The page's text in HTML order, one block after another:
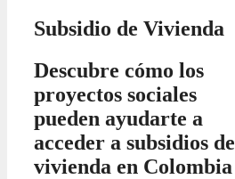
Subsidio de Vivienda
Descubre cómo los
proyectos sociales
pueden ayudarte a
acceder a subsidios de
vivienda en Colombia